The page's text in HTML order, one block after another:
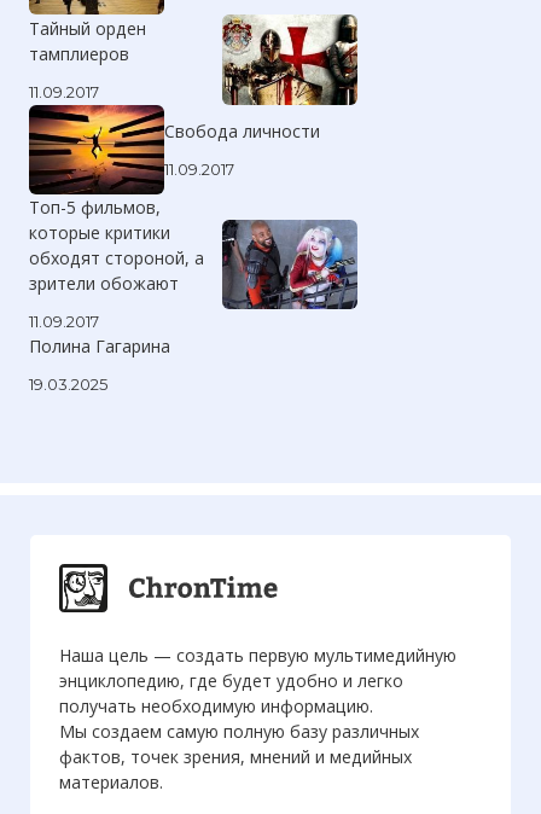
Тайный орден
тамплиеров
11.09.2017
Свобода личности
11.09.2017
Топ-5 фильмов,
которые критики
обходят стороной, а
зрители обожают
11.09.2017
Полина Гагарина
19.03.2025
Наша цель — создать первую мультимедийную
энциклопедию, где будет удобно и легко
получать необходимую информацию.
Мы создаем самую полную базу различных
фактов, точек зрения, мнений и медийных
материалов.